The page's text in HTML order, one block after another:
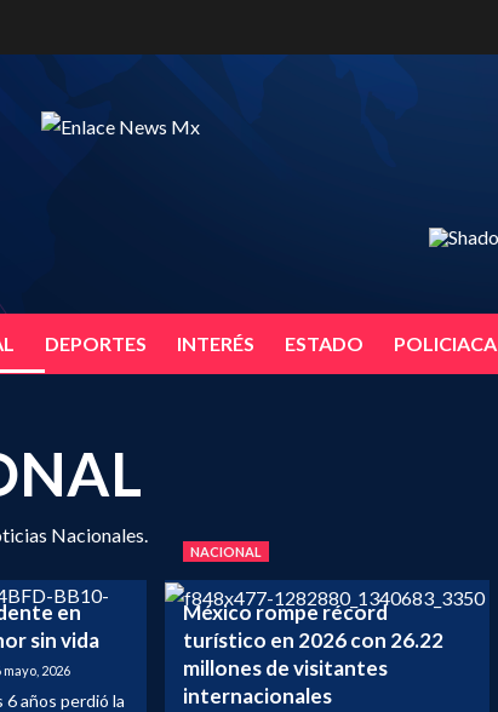
DEPORTES INTERÉS ESTADO POLICIACA
Nacionales.
en
sin vida
mayo, 2026
6 años perdió la
NACIONAL
México rompe récord
turístico en 2026 con 26.22
millones de visitantes
internacionales